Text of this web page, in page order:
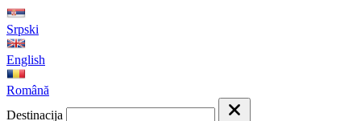
Srpski
English
Română
Destinacija